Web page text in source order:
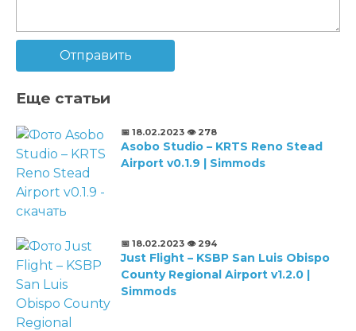
Отправить
Еще статьи
📅 18.02.2023 👁️ 278
Asobo Studio – KRTS Reno Stead
Airport v0.1.9 | Simmods
📅 18.02.2023 👁️ 294
Just Flight – KSBP San Luis Obispo
County Regional Airport v1.2.0 |
Simmods